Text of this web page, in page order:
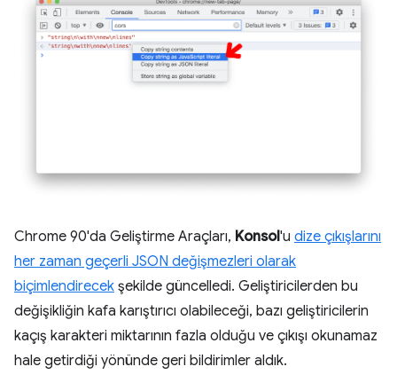
Chrome 90'da Geliştirme Araçları, Konsol'u dize çıkışlarını
her zaman geçerli JSON değişmezleri olarak
biçimlendirecek şekilde güncelledi. Geliştiricilerden bu
değişikliğin kafa karıştırıcı olabileceği, bazı geliştiricilerin
kaçış karakteri miktarının fazla olduğu ve çıkışı okunamaz
hale getirdiği yönünde geri bildirimler aldık.